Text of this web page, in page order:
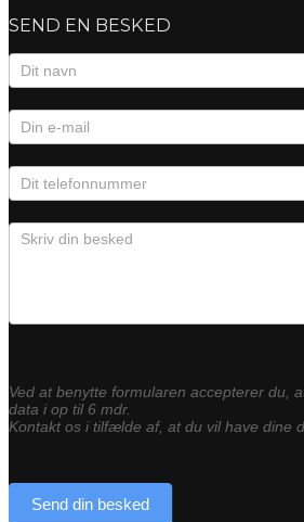
SEND EN BESKED
Kontaktformular
Ved at benytte formularen accepterer du,
data i op til 6 mdr.
Kontakt os i tilfælde af, at du vil have dine
Send din besked